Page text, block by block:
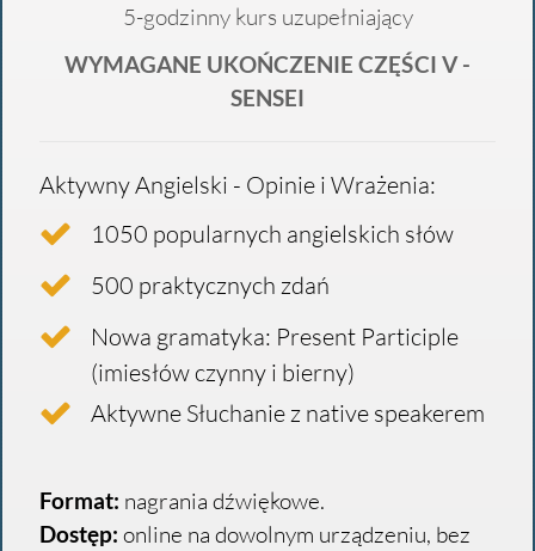
5-godzinny kurs uzupełniający
WYMAGANE UKOŃCZENIE CZĘŚCI V -
SENSEI
Aktywny Angielski - Opinie i Wrażenia:
1050 popularnych angielskich słów
500 praktycznych zdań
Nowa gramatyka: Present Participle
(imiesłów czynny i bierny)
Aktywne Słuchanie z native speakerem
Format: nagrania dźwiękowe.
Dostęp: online na dowolnym urządzeniu, bez